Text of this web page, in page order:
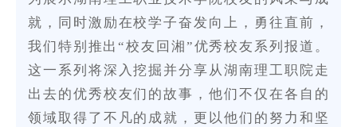
就，同时激励在校学子奋发向上，勇往直前，
我们特别推出“校友回湘”优秀校友系列报道。
这一系列将深入挖掘并分享从湖南理工职院走
出去的优秀校友们的故事，他们不仅在各自的
领域取得了不凡的成就，更以他们的努力和坚